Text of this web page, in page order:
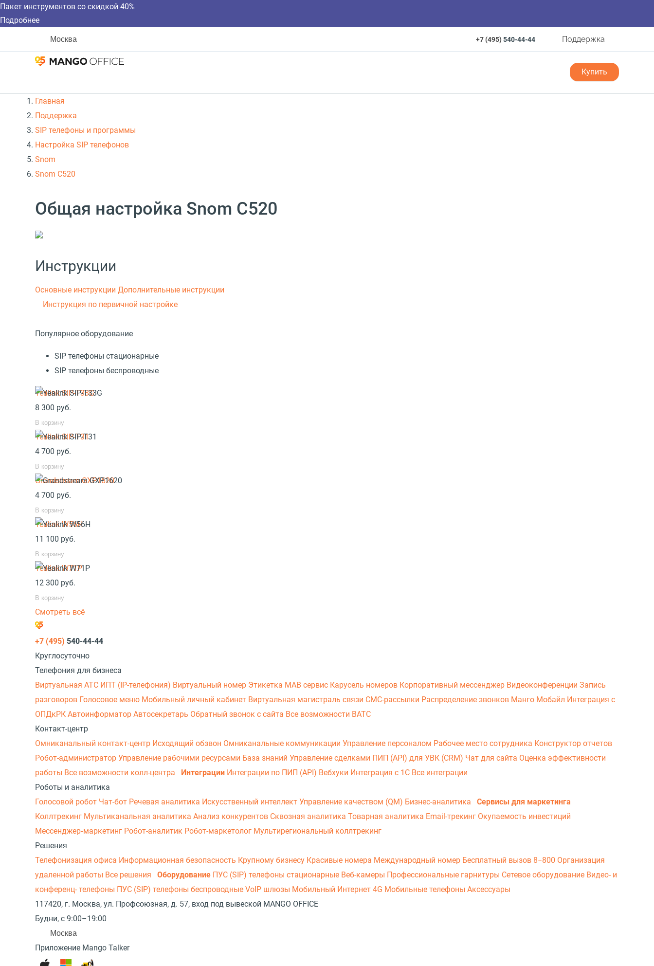
Пакет инструментов со скидкой 40%
Подробнее
Москва +7 (495)540-44-44 Поддержка
Купить
Главная
Поддержка
SIP телефоны и программы
Настройка SIP телефонов
Snom
Snom C520
Общая настройка Snom C520
Инструкции
Основные инструкции Дополнительные инструкции
Инструкция по первичной настройке
Популярное оборудование
SIP телефоны стационарные
SIP телефоны беспроводные
Yealink SIP-T33G
8 300 руб.
В корзину
Yealink SIP-T31
4 700 руб.
В корзину
Grandstream GXP1620
4 700 руб.
В корзину
Yealink W56H
11 100 руб.
В корзину
Yealink W71P
12 300 руб.
В корзину
Смотреть всё
+7 (495) 540-44-44
Круглосуточно
Телефония для бизнеса
Виртуальная АТС ИПТ (IP-телефония) Виртуальный номер Этикетка МАВ сервис Карусель номеров Корпоративный мессенджер Видеоконференции Запись
разговоров Голосовое меню Мобильный личный кабинет Виртуальная магистраль связи СМС-рассылки Распределение звонков Манго Мобайл Интеграция с
ОПДкРК Автоинформатор Автосекретарь Обратный звонок с сайта Все возможности ВАТС
Контакт-центр
Омниканальный контакт-центр Исходящий обзвон Омниканальные коммуникации Управление персоналом Рабочее место сотрудника Конструктор отчетов
Робот-администратор Управление рабочими ресурсами База знаний Управление сделками ПИП (API) для УВК (CRM) Чат для сайта Оценка эффективности
работы Все возможности колл-центра Интеграции Интеграции по ПИП (API) Вебхуки Интеграция с 1С Все интеграции
Роботы и аналитика
Голосовой робот Чат-бот Речевая аналитика Искусственный интеллект Управление качеством (QM) Бизнес-аналитика
Сервисы для маркетинга
Коллтрекинг Мультиканальная аналитика Анализ конкурентов Сквозная аналитика Товарная аналитика Email-трекинг Окупаемость инвестиций
Мессенджер‑маркетинг Робот-аналитик Робот-маркетолог Мультирегиональный коллтрекинг
Решения
Телефонизация офиса Информационная безопасность Крупному бизнесу Красивые номера Международный номер Бесплатный вызов 8−800 Организация
удаленной работы Все решения Оборудование ПУС (SIP) телефоны стационарные Веб-камеры Профессиональные гарнитуры Сетевое оборудование Видео- и
конференц- телефоны ПУС (SIP) телефоны беспроводные VoIP шлюзы Мобильный Интернет 4G Мобильные телефоны Аксессуары
117420, г. Москва, ул. Профсоюзная, д. 57, вход под вывеской MANGO OFFICE
Будни, с 9:00–19:00
Москва
Приложение Mango Talker